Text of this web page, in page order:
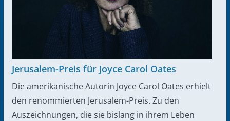
Jerusalem-Preis für Joyce Carol Oates
Die amerikanische Autorin Joyce Carol Oates erhielt
den renommierten Jerusalem-Preis. Zu den
Auszeichnungen, die sie bislang in ihrem Leben